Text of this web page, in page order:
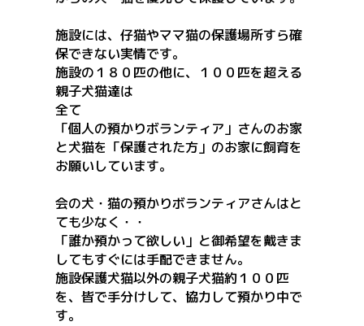
施設には、仔猫やママ猫の保護場所すら確
保できない実情です。
施設の１８０匹の他に、１００匹を超える
親子犬猫達は
全て
「個人の預かりボランティア」さんのお家
と犬猫を「保護された方」のお家に飼育を
お願いしています。
会の犬・猫の預かりボランティアさんはと
ても少なく・・
「誰か預かって欲しい」と御希望を戴きま
してもすぐには手配できません。
施設保護犬猫以外の親子犬猫約１００匹
を、皆で手分けして、協力して預かり中で
す。